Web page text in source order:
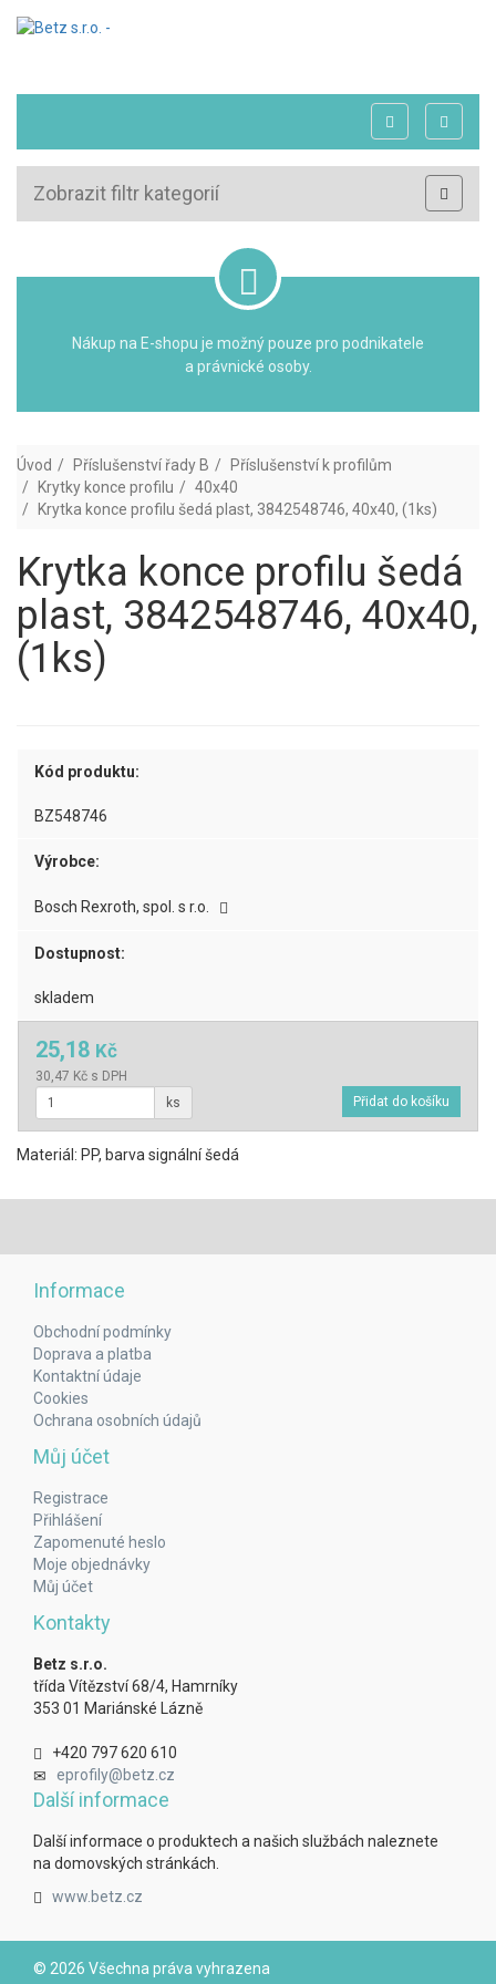
Zobrazit filtr kategorií
Nákup na E-shopu je možný pouze pro podnikatele
a právnické osoby.
Úvod Příslušenství řady B
Příslušenství k profilům
Krytky konce profilu
40x40
Krytka konce profilu šedá plast, 3842548746, 40x40, (1ks)
Krytka konce profilu šedá
plast, 3842548746, 40x40,
(1ks)
Kód produktu:
BZ548746
Výrobce:
Bosch Rexroth, spol. s r.o.
Dostupnost:
skladem
25,18 Kč
30,47 Kč s DPH
ks
Materiál: PP, barva signální šedá
Informace
Obchodní podmínky
Doprava a platba
Kontaktní údaje
Cookies
Ochrana osobních údajů
Můj účet
Registrace
Přihlášení
Zapomenuté heslo
Moje objednávky
Můj účet
Kontakty
Betz s.r.o.
třída Vítězství 68/4, Hamrníky
353 01 Mariánské Lázně
+420 797 620 610
eprofily@betz.cz
Další informace
Další informace o produktech a našich službách naleznete
na domovských stránkách.
www.betz.cz
© 2026 Všechna práva vyhrazena